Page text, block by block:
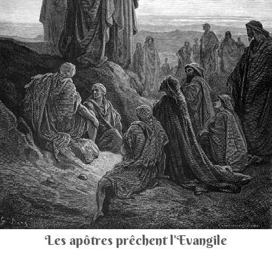
Les apôtres prêchent l'Evangile